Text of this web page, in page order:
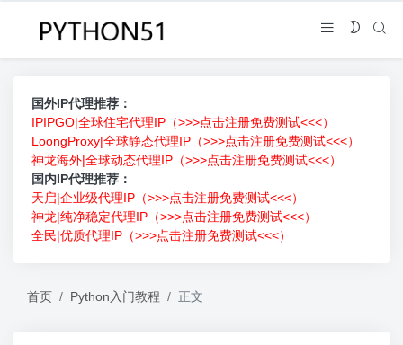
国外IP代理推荐：
IPIPGO|全球住宅代理IP（>>>点击注册免费测试<<<）
LoongProxy|全球静态代理IP（>>>点击注册免费测试<<<）
神龙海外|全球动态代理IP（>>>点击注册免费测试<<<）
国内IP代理推荐：
天启|企业级代理IP（>>>点击注册免费测试<<<）
神龙|纯净稳定代理IP（>>>点击注册免费测试<<<）
全民|优质代理IP（>>>点击注册免费测试<<<）
首页 Python入门教程 正文